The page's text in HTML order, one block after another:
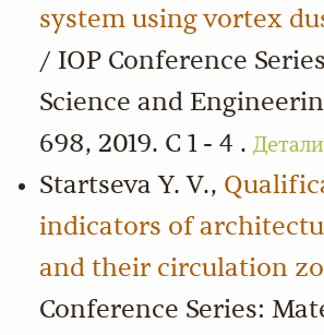
system using vortex
/ IOP Conference
Science and
698, 2019. С 1 - 4 . Детали
Startseva Y. V.,
indicators of
and their circulation
Conference Series: